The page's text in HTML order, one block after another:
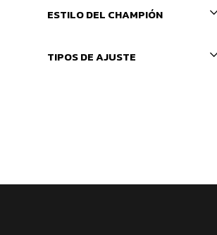
ESTILO DEL CHAMPIÓN
TIPOS DE AJUSTE